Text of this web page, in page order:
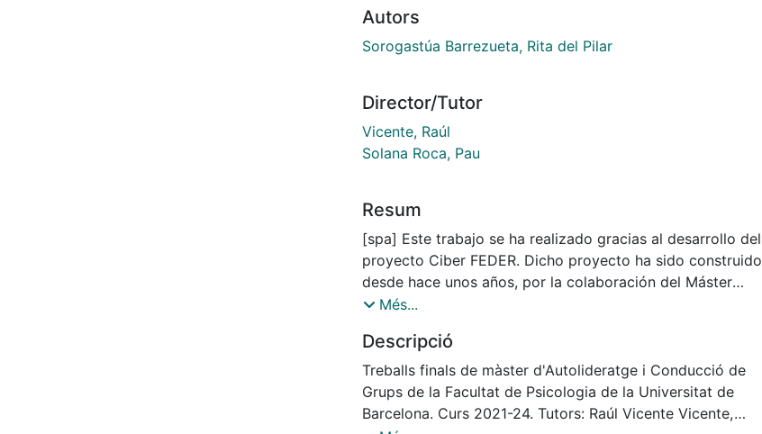
Autors
Sorogastúa Barrezueta, Rita del Pilar
Director/Tutor
Vicente, Raúl
Solana Roca, Pau
Resum
[spa] Este trabajo se ha realizado gracias al desarrollo del
proyecto Ciber FEDER. Dicho proyecto ha sido construido
desde hace unos años, por la colaboración del Máster
Autoliderazgo y Conducción de Grupos de la Universidad
Enfermedades Raras (FEDER). En ese marco se ha
implementado dos líneas de trabajo, una referida a los
grupos presenciales que se realizan con diferentes
asociaciones que pertenecen a FEDER-Catalunya, por la
Més...
Descripció
Treballs finals de màster d'Autolideratge i Conducció de
Grups de la Facultat de Psicologia de la Universitat de
Barcelona. Curs 2021-24. Tutors: Raúl Vicente Vicente,